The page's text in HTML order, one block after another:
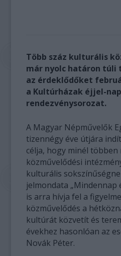
Több száz kulturális
már nyolc határon túli
az érdeklődőket
a Kultúrházak éjjel-
rendezvénysorozat.
A Magyar Népművelők
tizennégy éve útjára
célja, hogy minél többen
közművelődési
kulturális
jelmondata „Mindennap
is arra hívja fel a
közművelődés a
kultúrát közvetít és
évekhez hasonlóan az
Novák Péter.